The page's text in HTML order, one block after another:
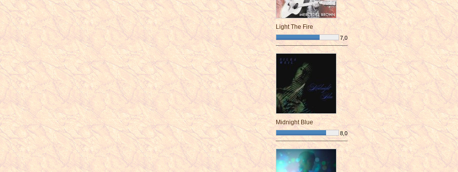
Light The Fire
7,0
¯¯¯¯¯¯¯¯¯¯¯¯¯¯¯¯¯¯¯¯¯¯¯¯
Midnight Blue
8,0
¯¯¯¯¯¯¯¯¯¯¯¯¯¯¯¯¯¯¯¯¯¯¯¯